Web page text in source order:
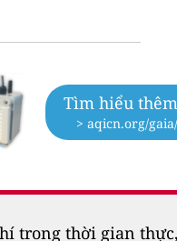
Tìm hiểu
> aqicn.org/
trong thời gian